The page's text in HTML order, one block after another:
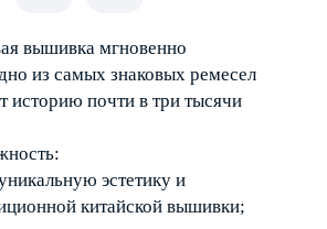
вышивка мгновенно
из самых знаковых ремесел
историю почти в три тысячи
эстетику и
китайской вышивки;